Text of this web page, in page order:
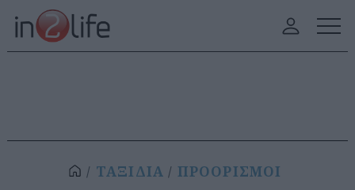
ΤΑΞΙΔΙΑ ΠΡΟΟΡΙΣΜΟΙ